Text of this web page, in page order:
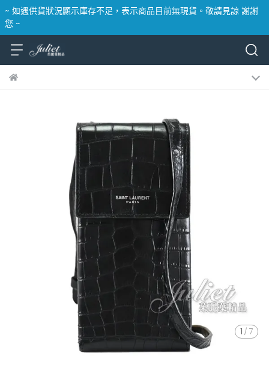
~ 如遇供貨狀況顯示庫存不足，表示商品目前無現貨。敬請見諒 謝謝
您 ~
1 / 7